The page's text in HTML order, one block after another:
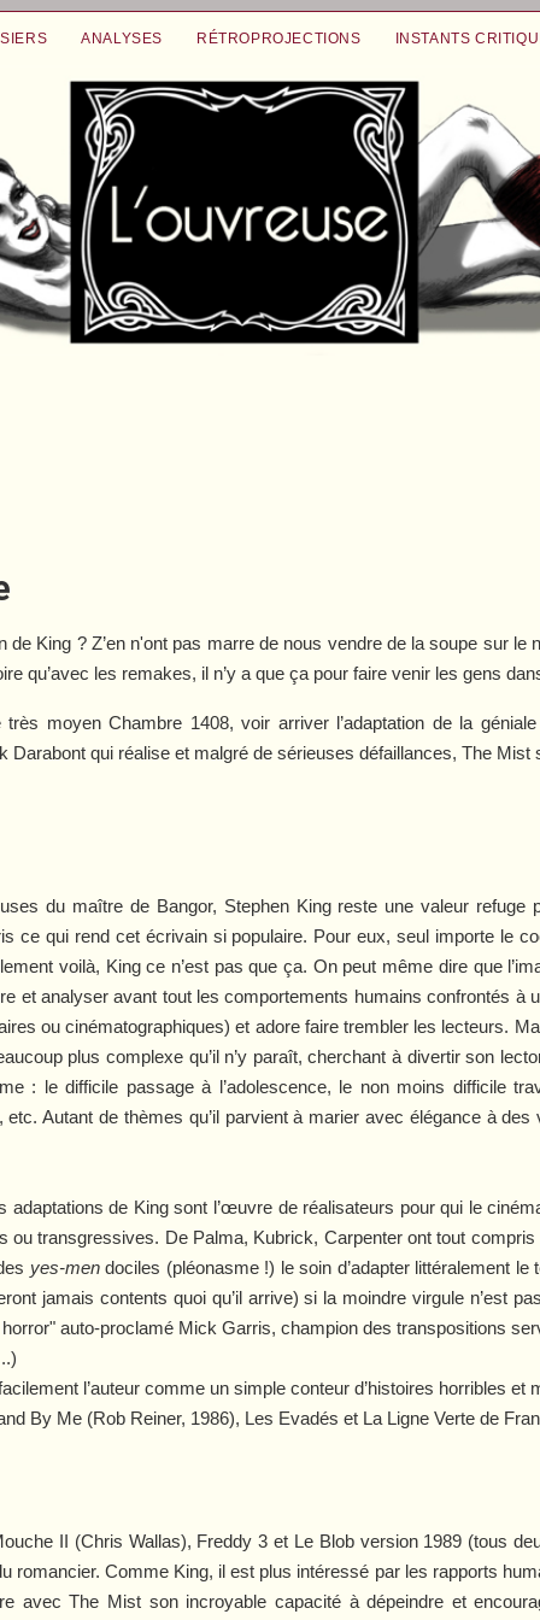
ANALYSES RÉTROPROJECTIONS INSTANTS
de King ? Z’en n'ont pas marre de nous vendre de la soupe sur
qu’avec les remakes, il n’y a que ça pour faire venir les gens
très moyenChambre 1408, voir arriver l’adaptation de la
Darabont qui réalise et malgré de sérieuses défaillances,The Mist
du maître de Bangor, Stephen King reste une valeur refuge
ce qui rend cet écrivain si populaire. Pour eux, seul importe le
voilà, King ce n’est pas que ça. On peut même dire que
et analyser avant tout les comportements humains confrontés à
ou cinématographiques) et adore faire trembler les lecteurs.
plus complexe qu’il n’y paraît, cherchant à divertir son
: le difficile passage à l’adolescence, le non moins difficile
etc. Autant de thèmes qu’il parvient à marier avec élégance à
adaptations de King sont l’œuvre de réalisateurs pour qui le
transgressives. De Palma, Kubrick, Carpenter ont tout
yes-mendociles (pléonasme !) le soin d’adapter littéralement le
jamais contents quoi qu’il arrive) si la moindre virgule n’est
auto-proclamé Mick Garris, champion des transpositions
l’auteur comme un simple conteur d’histoires horribles
By Me (Rob Reiner, 1986), Les Evadés et La Ligne Verte de
II (Chris Wallas), Freddy 3 et Le Blobversion 1989 (tous
romancier. Comme King, il est plus intéressé par les rapports
avecThe Mist son incroyable capacité à dépeindre et